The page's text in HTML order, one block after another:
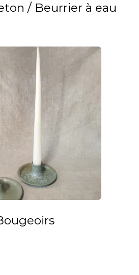
/ Beurrier à eau